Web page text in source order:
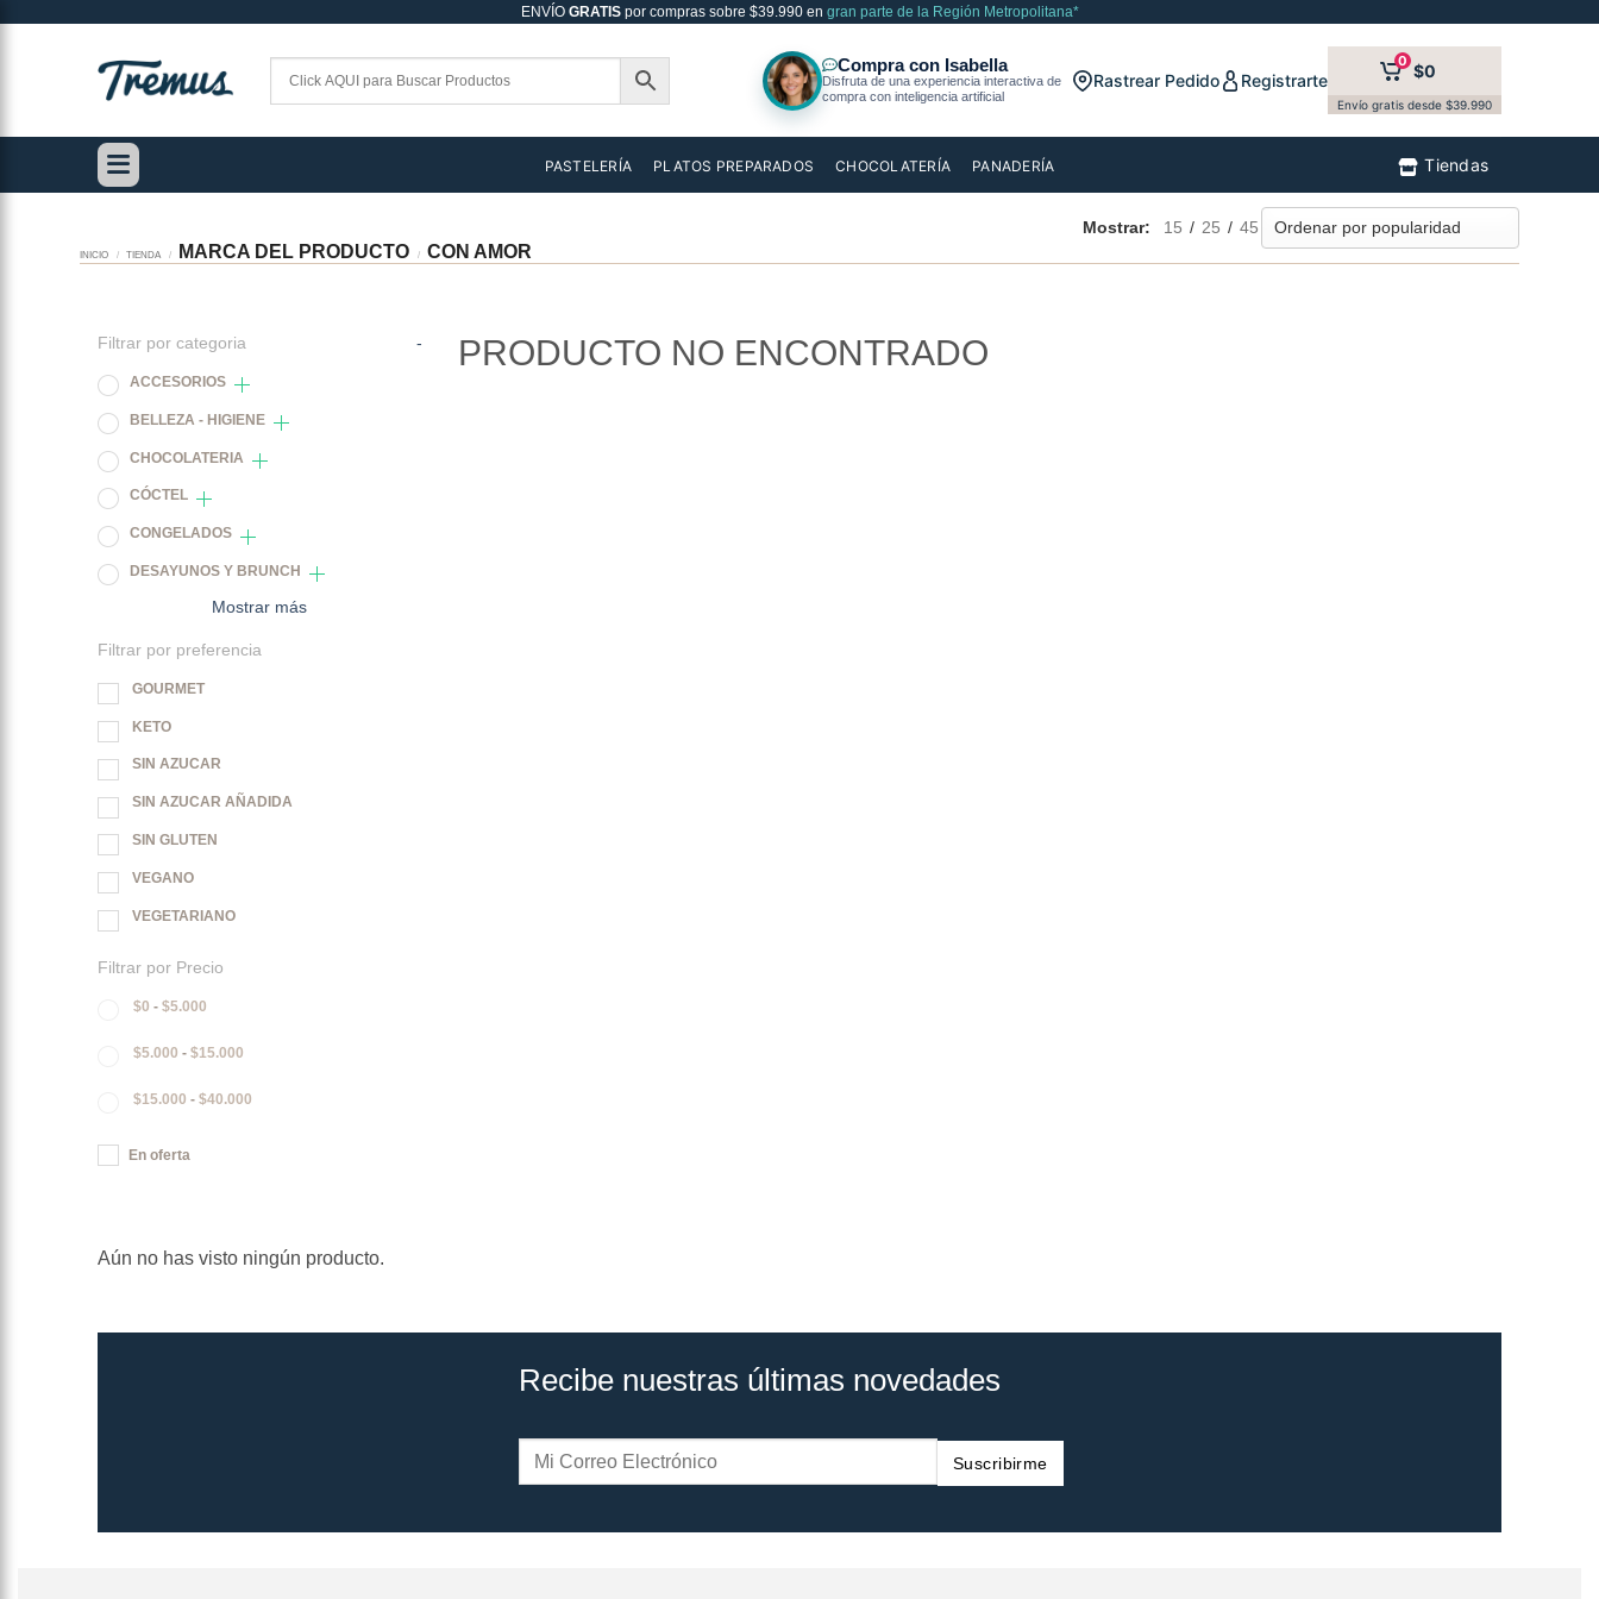
ENVÍO GRATISpor compras sobre $39.990 en gran parte de la Región Metropolitana*
Rastrear Pedido Registrarte
0 $0
Envío gratis desde $39.990
PASTELERÍA PLATOS PREPARADOS CHOCOLATERÍA PANADERÍA Tiendas
INICIO / TIENDA / MARCA DEL PRODUCTO / CON AMOR
Mostrar: 15 / 25 / 45
Filtrar por categoria -
ACCESORIOS
BELLEZA - HIGIENE
CHOCOLATERIA
CÓCTEL
CONGELADOS
DESAYUNOS Y BRUNCH
Mostrar más
Filtrar por preferencia
GOURMET
KETO
SIN AZUCAR
SIN AZUCAR AÑADIDA
SIN GLUTEN
VEGANO
VEGETARIANO
Filtrar por Precio
$0 -$5.000
$5.000 -$15.000
$15.000 -$40.000
En oferta
PRODUCTO NO ENCONTRADO
Aún no has visto ningún producto.
Recibe nuestras últimas novedades
Suscribirme